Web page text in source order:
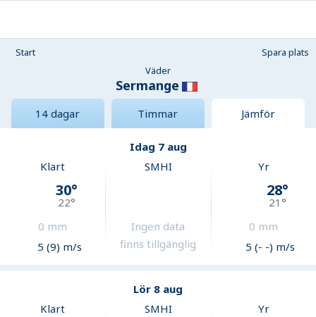
Start
Spara plats
Väder
Sermange
14 dagar Timmar Jämför
Idag 7 aug
Klart
30°
22°
0 mm
5 (9) m/s
SMHI
Ingen data
finns tillgänglig
Yr
28°
21°
0 mm
5 (- -) m/s
Lör 8 aug
Klart
SMHI Yr